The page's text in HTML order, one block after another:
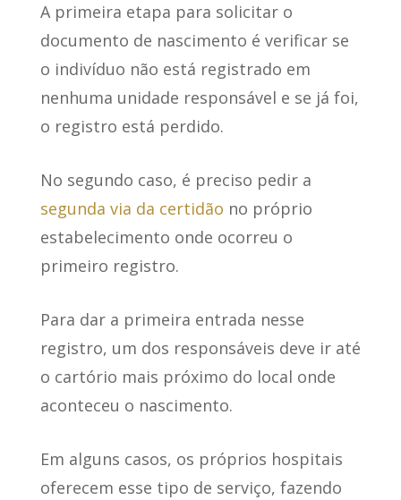
A primeira etapa para solicitar o
documento de nascimento é verificar se
o indivíduo não está registrado em
nenhuma unidade responsável e se já foi,
o registro está perdido.
No segundo caso, é preciso pedir a
segunda via da certidão no próprio
estabelecimento onde ocorreu o
primeiro registro.
Para dar a primeira entrada nesse
registro, um dos responsáveis deve ir até
o cartório mais próximo do local onde
aconteceu o nascimento.
Em alguns casos, os próprios hospitais
oferecem esse tipo de serviço, fazendo